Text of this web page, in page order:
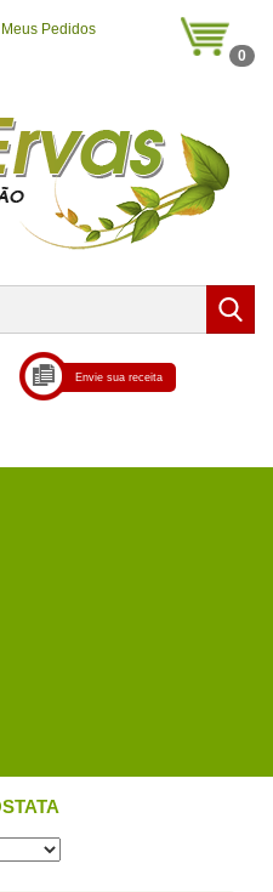
Meus Pedidos
0
Envie sua receita